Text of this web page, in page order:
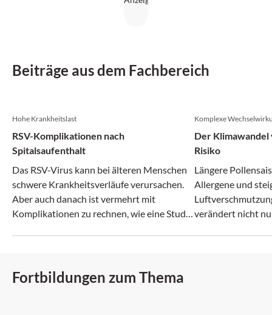
Beiträge aus dem Fachbereich
Hohe Krankheitslast
RSV-Komplikationen nach
Spitalsaufenthalt
Das RSV-Virus kann bei älteren Menschen
schwere Krankheitsverläufe verursachen.
Aber auch danach ist vermehrt mit
Komplikationen zu rechnen, wie eine Studie
Komplexe
Der
Risiko
Längere
Allergene und
verändert nicht
Fortbildungen zum Thema